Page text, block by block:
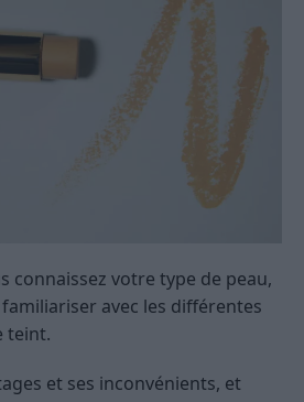
connaissez votre type de peau,
avec les différentes
teint.
et ses inconvénients, et